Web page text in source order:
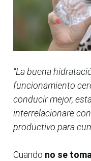
“La buena
funcionamiento
conducir mejor,
interrelacionare
productivo para
Cuando no se